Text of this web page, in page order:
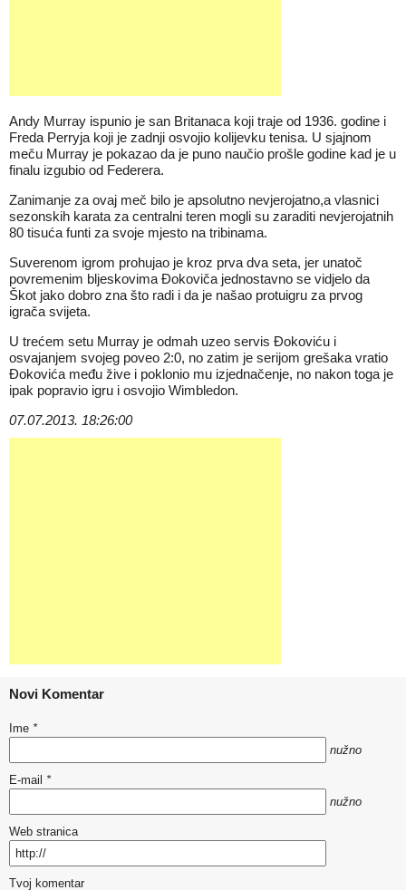
Andy Murray ispunio je san Britanaca koji traje od 1936. godine i
Freda Perryja koji je zadnji osvojio kolijevku tenisa. U sjajnom
meču Murray je pokazao da je puno naučio prošle godine kad je u
finalu izgubio od Federera.
Zanimanje za ovaj meč bilo je apsolutno nevjerojatno,a vlasnici
sezonskih karata za centralni teren mogli su zaraditi nevjerojatnih
80 tisuća funti za svoje mjesto na tribinama.
Suverenom igrom prohujao je kroz prva dva seta, jer unatoč
povremenim bljeskovima Đokoviča jednostavno se vidjelo da
Škot jako dobro zna što radi i da je našao protuigru za prvog
igrača svijeta.
U trećem setu Murray je odmah uzeo servis Đokoviću i
osvajanjem svojeg poveo 2:0, no zatim je serijom grešaka vratio
Đokovića među žive i poklonio mu izjednačenje, no nakon toga je
ipak popravio igru i osvojio Wimbledon.
07.07.2013. 18:26:00
Novi Komentar
Ime *
nužno
E-mail *
nužno
Web stranica
Tvoj komentar